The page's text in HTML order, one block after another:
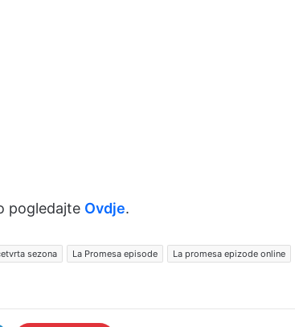
pogledajte Ovdje.
sezona La Promesa episode
La promesa epizode online